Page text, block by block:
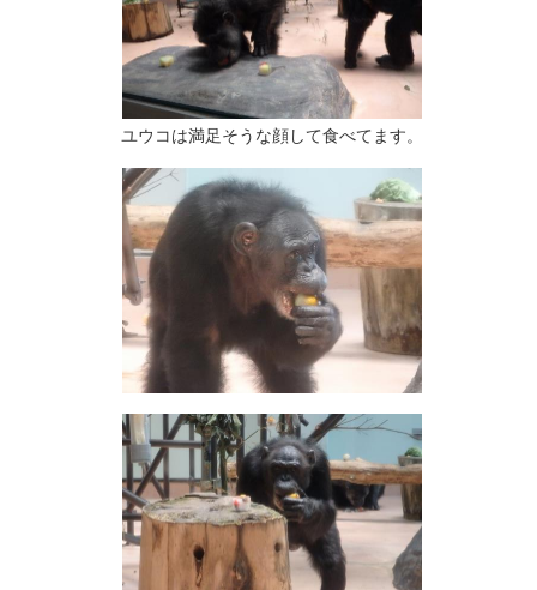
ユウコは満足そうな顔して食べてます。